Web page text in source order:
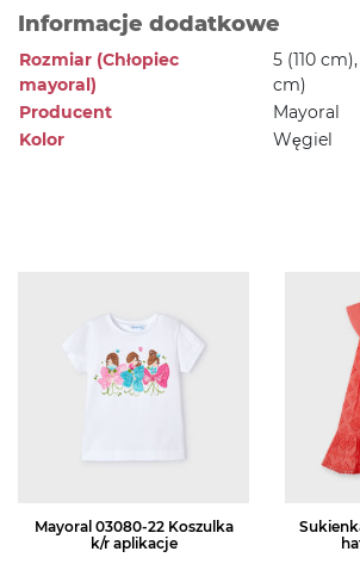
Informacje dodatkowe
Rozmiar (Chłopiec
mayoral)
5 (110
cm)
Producent
Mayoral
Kolor
Węgiel
Mayoral 03080-22 Koszulka
k/r aplikacje